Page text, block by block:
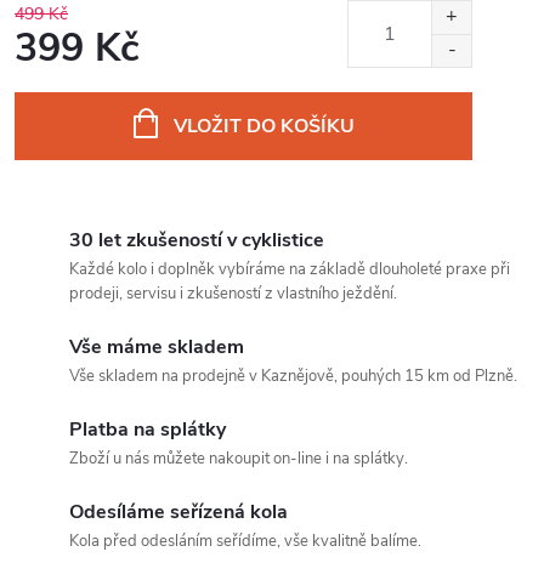
499 Kč
399 Kč
VLOŽIT DO KOŠÍKU
30 let zkušeností v cyklistice
Každé kolo i doplněk vybíráme na základě dlouholeté praxe při
prodeji, servisu i zkušeností z vlastního ježdění.
Vše máme skladem
Vše skladem na prodejně v Kaznějově, pouhých 15 km od Plzně.
Platba na splátky
Zboží u nás můžete nakoupit on-line i na splátky.
Odesíláme seřízená kola
Kola před odesláním seřídíme, vše kvalitně balíme.